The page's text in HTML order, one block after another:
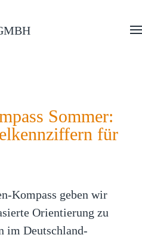
Sommer:
für
Kompass geben wir
Orientierung zu
im Deutschland-